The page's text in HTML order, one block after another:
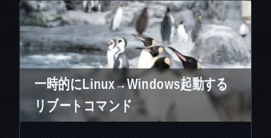
一時的にLinux→Windows起動する
リブートコマンド